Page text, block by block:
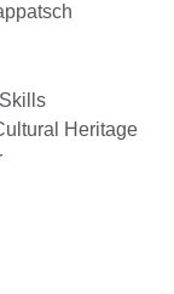
Heritage